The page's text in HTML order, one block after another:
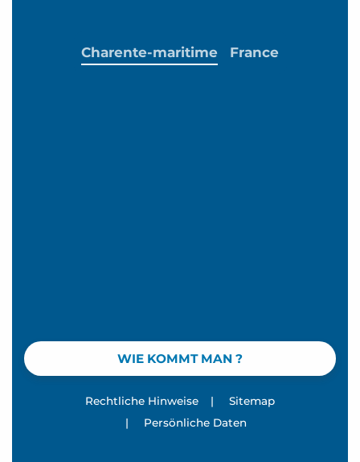
WIE KOMMT MAN ?
Charente-maritime France
Rechtliche Hinweise |
Sitemap
|
Persönliche Daten